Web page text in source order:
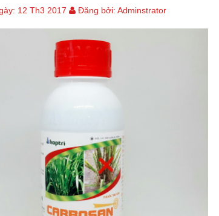
12 Th3 2017 Đăng bởi: Adminstrator